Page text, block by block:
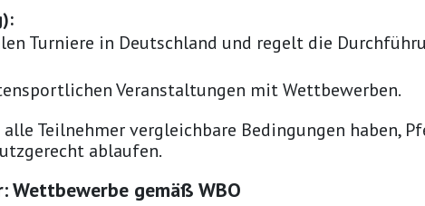
Turniere in Deutschland und regelt die
Veranstaltungen mit Wettbewerben.
alle Teilnehmer vergleichbare Bedingungen haben,
ablaufen.
gemäß WBO